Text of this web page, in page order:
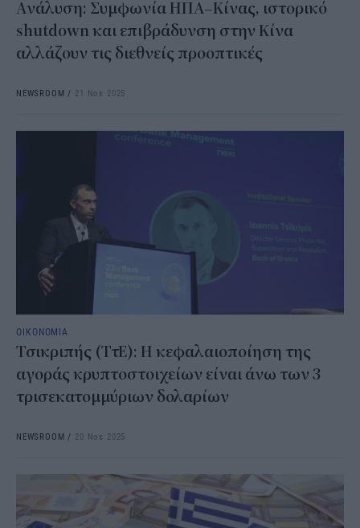
Ανάλυση: Συμφωνία ΗΠΑ–Κίνας, ιστορικό
shutdown και επιβράδυνση στην Κίνα
αλλάζουν τις διεθνείς προοπτικές
NEWSROOM / 21 Νοε 2025
ΟΙΚΟΝΟΜΙΑ
Τσικριπής (ΤτΕ): Η κεφαλαιοποίηση της
αγοράς κρυπτοστοιχείων είναι άνω των 3
τρισεκατομμύριων δολαρίων
NEWSROOM / 20 Νοε 2025